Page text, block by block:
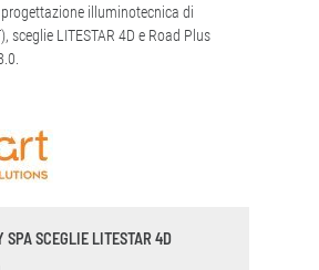
illuminotecnica di
sceglie LITESTAR 4D e Road Plus
SPA SCEGLIE LITESTAR 4D